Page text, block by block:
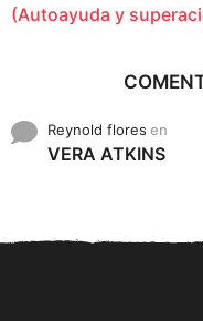
(Autoayuda y
Reynold flores en
VERA ATKINS